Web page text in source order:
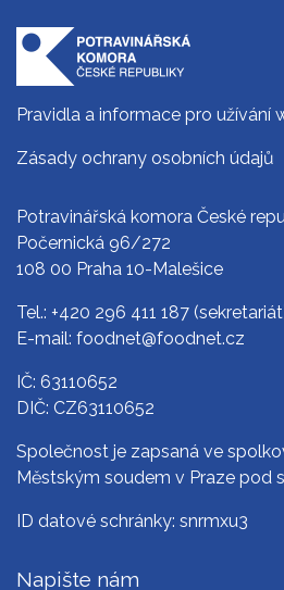
Pravidla a informace pro užívání
Zásady ochrany osobních údajů
Potravinářská komora České
Počernická 96/272
108 00 Praha 10-Malešice
Tel.: +420 296 411 187
E-mail: foodnet@foodnet.cz
IČ: 63110652
DIČ: CZ63110652
Společnost je zapsaná ve
Městským soudem v Praze pod
ID datové schránky: snrmxu3
Napište nám